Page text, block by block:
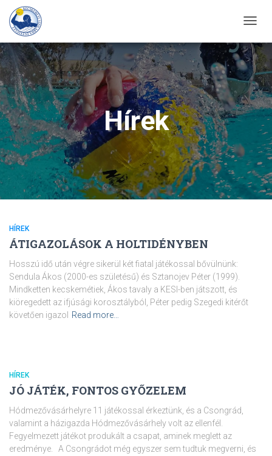
Hírek
HÍREK
ÁTIGAZOLÁSOK A HOLTIDÉNYBEN
Hosszú idő után végre sikerül két fiatal játékossal bővülnünk:
Sendula Ákos (2000-es születésű) és Sztanojev Péter (1999).
Mindketten kecskemétiek, Ákos tavaly a KESI-ben játszott, és
kiöregedett az ifjúsági korosztályból, Péter pedig Szegedi kitérőt
követően igazol
Read more…
HÍREK
JÓ JÁTÉK, FONTOS GYŐZELEM
Hódmezővásárhelyre 11 játékossal érkeztünk, és a Csongrád,
valamint a házigazda Hódmezővásárhely volt az ellenfél.
Fegyelmezett játékot produkált a csapat, aminek meglett az
eredménye. A Csongrádot még egyszer sem tudtuk megverni, és